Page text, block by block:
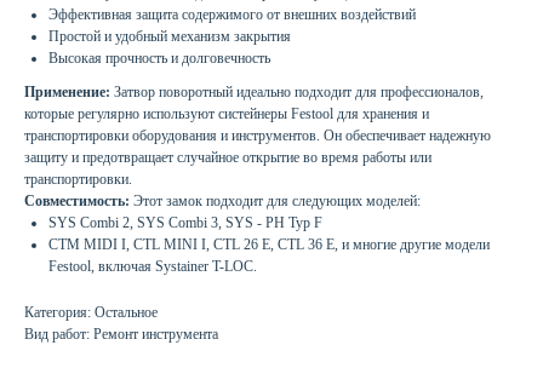
Эффективная защита содержимого от внешних воздействий
Простой и удобный механизм закрытия
Высокая прочность и долговечность
Применение: Затвор поворотный идеально подходит для профессионалов,
которые регулярно используют систейнеры Festool для хранения и
транспортировки оборудования и инструментов. Он обеспечивает надежную
защиту и предотвращает случайное открытие во время работы или
транспортировки.
Совместимость: Этот замок подходит для следующих моделей:
SYS Combi 2, SYS Combi 3, SYS - PH Typ F
CTM MIDI I, CTL MINI I, CTL 26 E, CTL 36 E, и многие другие модели
Festool, включая Systainer T-LOC.
Категория: Остальное
Вид работ: Ремонт инструмента